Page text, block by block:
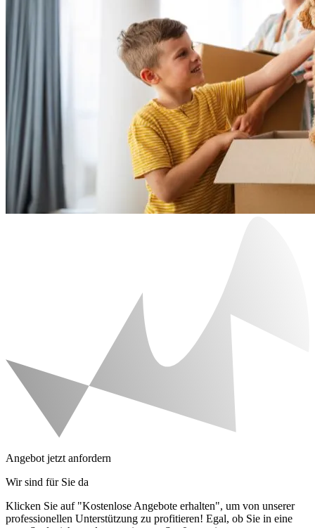
Angebot jetzt anfordern
Wir sind für Sie da
Klicken Sie auf "Kostenlose Angebote erhalten", um von unserer
professionellen Unterstützung zu profitieren! Egal, ob Sie in eine